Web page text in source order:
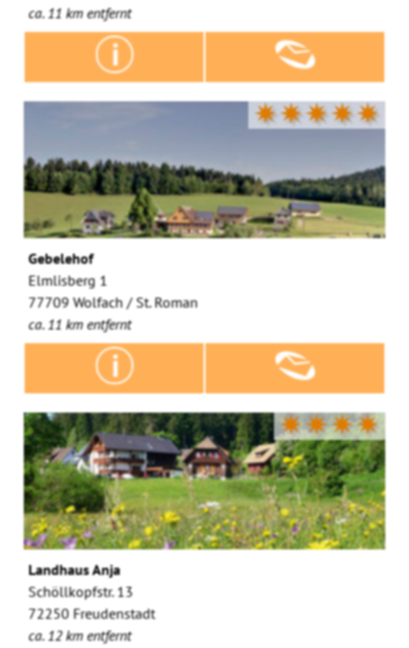
ca. 11 km entfernt
✷✷✷✷✷
Gebelehof
Elmlisberg 1
77709 Wolfach / St. Roman
ca. 11 km entfernt
✷✷✷✷
Landhaus Anja
Schöllkopfstr. 13
72250 Freudenstadt
ca. 12 km entfernt